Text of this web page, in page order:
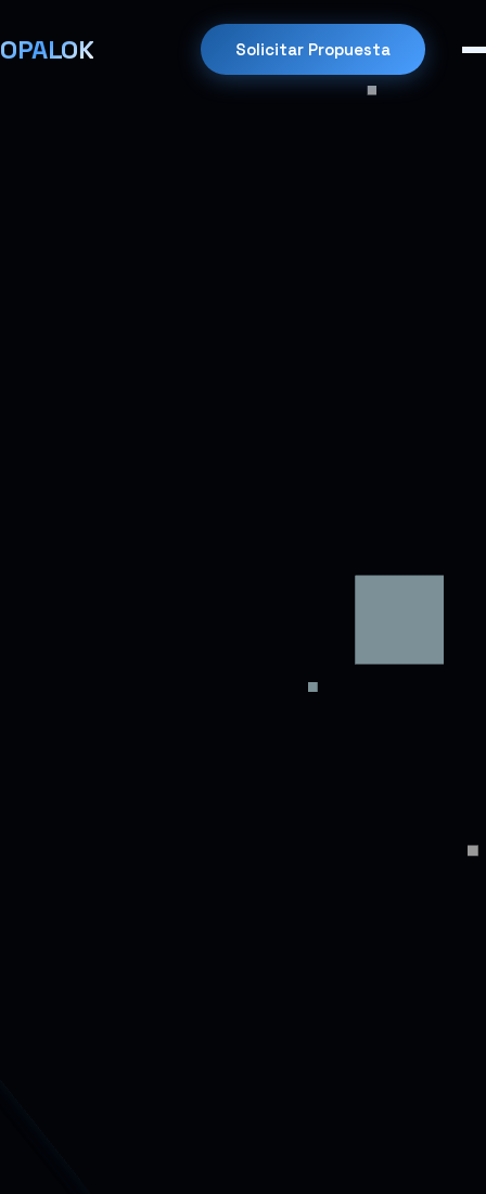
OPALOK Solicitar Propuesta